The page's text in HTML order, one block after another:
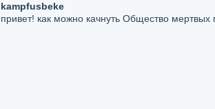
kampfusbeke
привет! как можно качнуть Общество мертвых